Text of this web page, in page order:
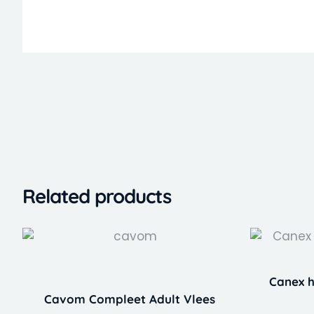
Related products
Cavom Compleet Adult Vlees
Canex